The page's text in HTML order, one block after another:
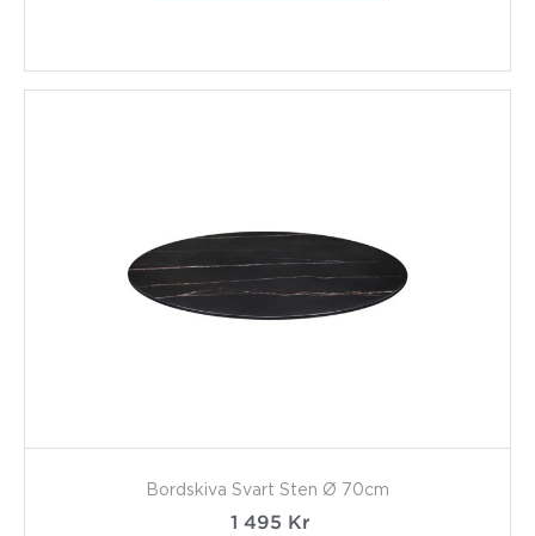
Bordskiva Svart Sten Ø 70cm
1 495 Kr